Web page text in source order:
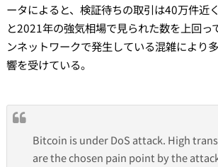
ータによると、検証待ちの取引は40万件近
と2021年の強気相場で見られた数を上回っ
ンネットワークで発生している混雑により
響を受けている。
Bitcoin is under DoS attack. High
are the chosen pain point by the